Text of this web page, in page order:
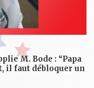
M. Bode : “Papa
il faut débloquer un